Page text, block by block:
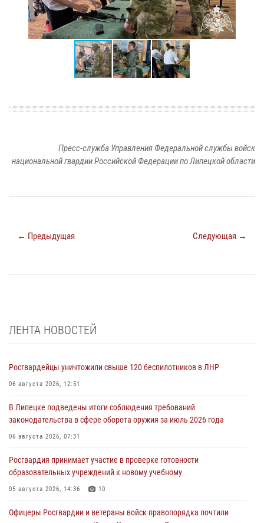
Пресс-служба Управления Федеральной службы войск
национальной гвардии Российской Федерации по Липецкой области
← Предыдущая Следующая →
ЛЕНТА НОВОСТЕЙ
Росгвардейцы уничтожили свыше 120 беспилотников в ЛНР
06 августа 2026, 12:51
В Липецке подведены итоги соблюдения требований
законодательства в сфере оборота оружия за июль 2026 года
06 августа 2026, 07:31
Росгвардия принимает участие в проверке готовности
образовательных учреждений к новому учебному
05 августа 2026, 14:36 10
Офицеры Росгвардии и ветераны войск правопорядка почтили